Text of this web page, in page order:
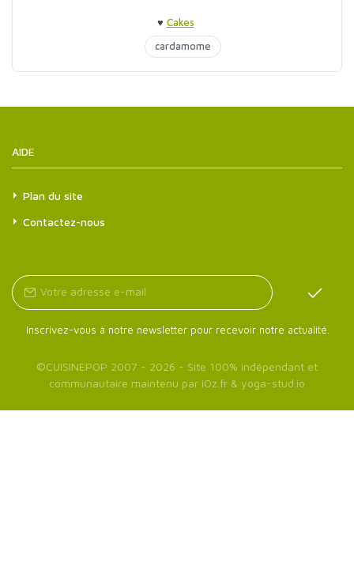
♥ Cakes
cardamome
AIDE
Plan du site
Contactez-nous
Inscrivez-vous à notre newsletter pour recevoir notre actualité.
©CUISINEPOP 2007 - 2026 - Site 100% indépendant et
communautaire maintenu par iOz.fr & yoga-stud.io